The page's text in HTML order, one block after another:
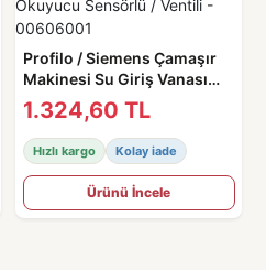
Profilo / Siemens Çamaşır
Makinesi Su Giriş Vanası
Okuyucu Sensörlü / Ventili -
00606001
1.324,60 TL
Hızlı kargo Kolay iade
Ürünü İncele